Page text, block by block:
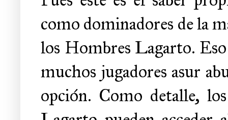
como dominadores de la
los Hombres Lagarto.
muchos jugadores asur
opción. Como detalle,